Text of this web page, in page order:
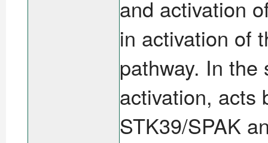
and activation
in activation of
pathway. In
activation, acts
STK39/SPAK